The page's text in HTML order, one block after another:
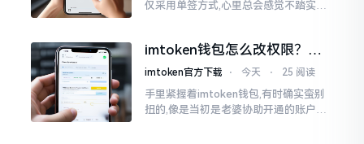
仅采用单签方式,心里总会感觉不踏实。
上就是给资产增添一道保障
imtoken钱包怎么改权限？老
用户手把手教你换主人
imtoken官方下载 ⋅ 今天 ⋅ 25 阅读
手里紧握着imtoken钱包,有时确实蛮别
扭的,像是当初是老婆协助开通的账户呢,